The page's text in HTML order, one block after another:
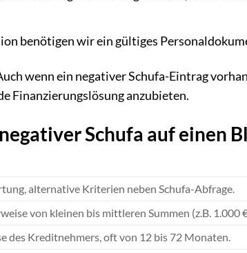
benötigen wir ein gültiges
wenn ein negativer Schufa-Eintrag
Finanzierungslösung anzubieten.
Schufa auf einen
alternative Kriterien neben Schufa-Abfrage.
von kleinen bis mittleren Summen (z.B. 1.000
des Kreditnehmers, oft von 12 bis 72 Monaten.